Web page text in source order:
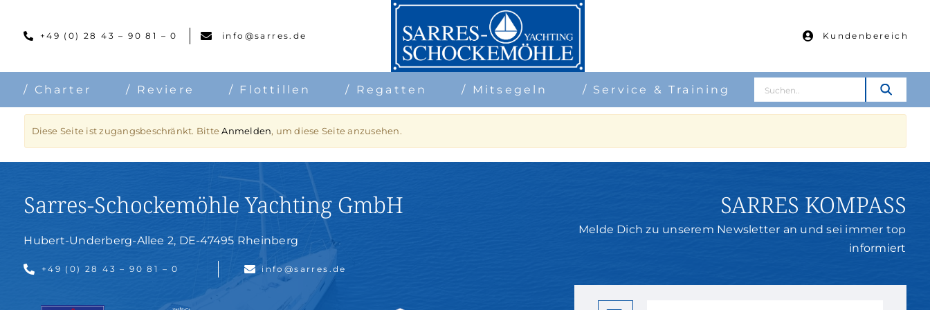
+49 (0) 28 43 – 90 81 – 0 info@sarres.de Kundenbereich
/ Charter / Reviere / Flottillen / Regatten / Mitsegeln / Service & Training
Suche
nach:
Diese Seite ist zugangsbeschränkt. BitteAnmelden, um diese Seite anzusehen.
Sarres-Schockemöhle Yachting GmbH
Hubert-Underberg-Allee 2, DE-47495 Rheinberg
+49 (0) 28 43 – 90 81 – 0 info@sarres.de
SARRES KOMPASS
Melde Dich zu unserem Newsletter an und sei immer top
informiert